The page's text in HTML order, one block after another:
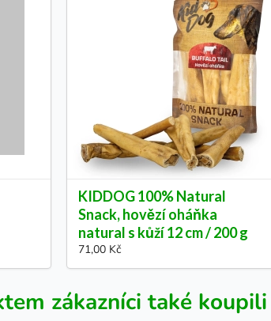
KIDDOG 100% Natural
Snack, hovězí oháňka
natural s kůží 12 cm / 200 g
71,00 Kč
zákazníci také koupili